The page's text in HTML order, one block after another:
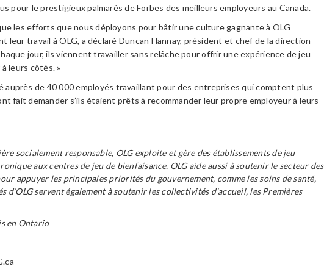
pour le prestigieux palmarès de Forbes des meilleurs employeurs au Canada.
les efforts que nous déployons pour bâtir une culture gagnante à OLG
travail à OLG, a déclaré Duncan Hannay, président et chef de la direction
jour, ils viennent travailler sans relâche pour offrir une expérience de jeu
leurs côtés. »
de 40 000 employés travaillant pour des entreprises qui comptent plus
fait demander s’ils étaient prêts à recommander leur propre employeur à leurs
socialement responsable, OLG exploite et gère des établissements de jeu
aux centres de jeu de bienfaisance. OLG aide aussi à soutenir le secteur des
appuyer les principales priorités du gouvernement, comme les soins de santé,
servent également à soutenir les collectivités d’accueil, les Premières
en Ontario